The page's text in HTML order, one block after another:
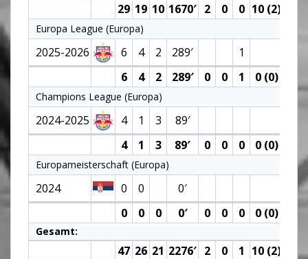
29 19 10 1670′ 2 0 0 10 (2)
Europa League (Europa)
2025-2026 6 4 2 289′
1
6
4 2 289′ 0 0 1 0 (0)
Champions League (Europa)
2024-2025 4 1 3
89′
4
1 3 89′ 0 0 0 0 (0)
Europameisterschaft (Europa)
2024 0 0
0′
0
0 0 0′ 0 0 0 0 (0)
Gesamt:
47 26 21 2276′ 2 0 1 10 (2)